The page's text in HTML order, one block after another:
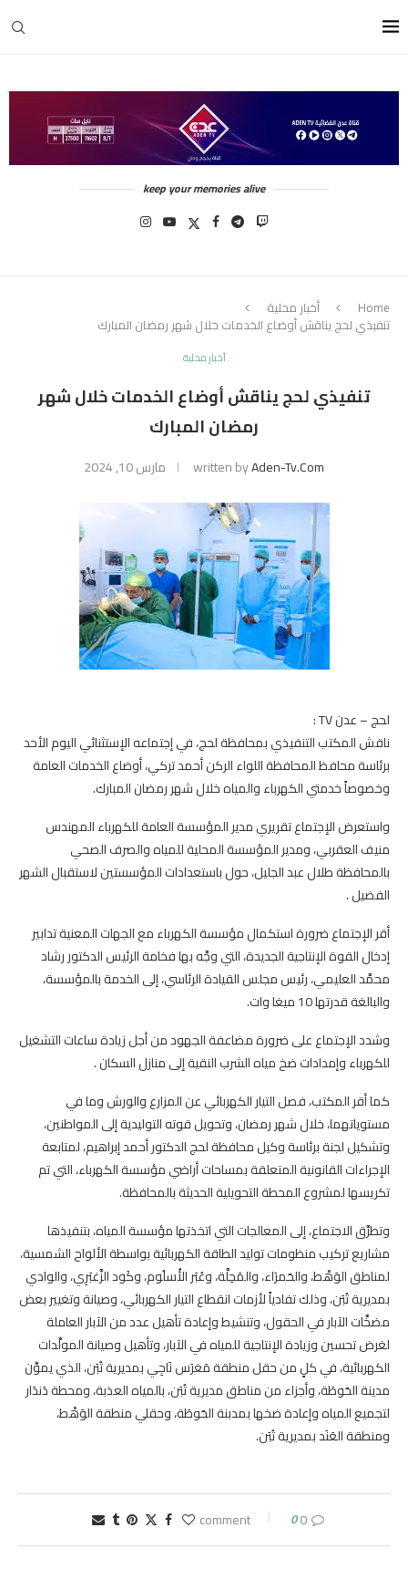
keep your memories alive
Home أخبار محلية
تنفيذي لحج يناقش أوضاع الخدمات خلال شهر رمضان المبارك
أخبار محلية
تنفيذي لحج يناقش أوضاع الخدمات خلال شهر
رمضان المبارك
written byAden-Tv.com مارس 10, 2024
لحج – عدن TV :
ناقش المكتب التنفيذي بمحافظة لحج، في إجتماعه الإستثنائي اليوم الأحد
برئاسة محافظ المحافظة اللواء الركن أحمد تركي، أوضاع الخدمات العامة
وخصوصاً خدمتي الكهرباء والمياه خلال شهر رمضان المبارك.
واستعرض الإجتماع تقريري مدير المؤسسة العامة للكهرباء المهندس
منيف العقربي، ومدير المؤسسة المحلية للمياه والصرف الصحي
بالمحافظة طلال عبد الجليل، حول باستعدادات المؤسستين لاستقبال الشهر
الفضيل .
أقر الإجتماع ضرورة استكمال مؤسسة الكهرباء مع الجهات المعنية تدابير
إدخال القوة الإنتاجية الجديدة، التي وجَّه بها فخامة الرئيس الدكتور رشاد
محمَّد العليمي، رئيس مجلس القيادة الرئاسي، إلى الخدمة بالمؤسسة،
والبالغة قدرتها 10 ميغا وات.
وشدد الإجتماع على ضرورة مضاعفة الجهود من أجل زيادة ساعات التشغيل
للكهرباء وإمدادات ضخ مياه الشرب النقية إلى منازل السكان .
كما أقر المكتب، فصل التيار الكهربائي عن المزارع والورش وما في
مستوياتهما، خلال شهر رمضان، وتحويل قوته التوليدية إلى المواطنين،
وتشكيل لجنة برئاسة وكيل محافظة لحج الدكتور أحمد إبراهيم، لمتابعة
الإجراءات القانونية المتعلقة بمساحات أراضي مؤسسة الكهرباء، التي تم
تكريسها لمشروع المحطة التحويلية الحديثة بالمحافظة.
وتطرَّق الاجتماع، إلى المعالجات التي اتخذتها مؤسسة المياه، بتنفيذها
مشاريع تركيب منظومات توليد الطاقة الكهربائية بواسطة الألواح الشمسية،
لمناطق الوَهْط، والحَمرَاء، والمَحِلَّة، وعُبَر الأُسلُوم، وكَود الزَّغبَرِي، والوادي
بمديرية تُبَن، وذلك تفادياً لأزمات انقطاع التيار الكهربائي، وصيانة وتغيير بعض
مضخَّات الآبار في الحقول، وتنشيط وإعادة تأهيل عدد من الآبار العاملة
لغرض تحسين وزيادة الإنتاجية للمياه في الآبار، وتأهيل وصيانة المولِّدات
الكهربائية، في كلٍ من حقل منطقة مَغرَس نَاجِي بمديرية تُبَن، الذي يموِّن
مدينة الحَوطَة، وأجزاء من مناطق مديرية تُبَن، بالمياه العذبة، ومحطة دَندَار
لتجميع المياه وإعادة ضخها بمدبنة الحَوطَة، وحقلي منطقة الوَهْط،
ومنطقة العَنَد بمديرية تُبَن.
0 comment
0